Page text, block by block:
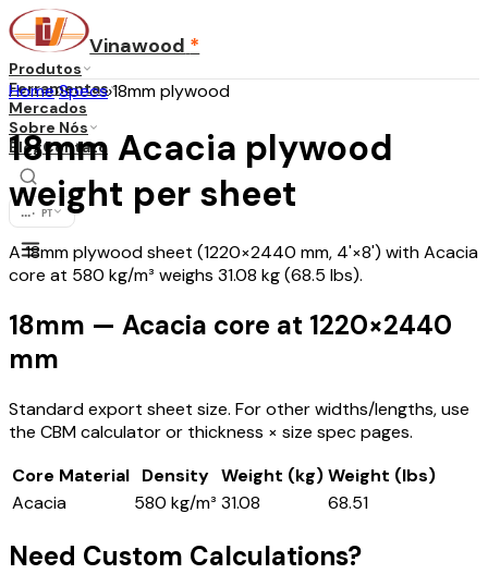
Vinawood *
Produtos
Ferramentas
Mercados
Sobre Nós
BlogContato
... · PT
Home›Specs›18mm plywood
18mm Acacia plywood
weight per sheet
A 18mm plywood sheet (1220×2440 mm, 4'×8') with Acacia
core at 580 kg/m³ weighs 31.08 kg (68.5 lbs).
18mm — Acacia core at 1220×2440
mm
Standard export sheet size. For other widths/lengths, use
the CBM calculator or thickness × size spec pages.
Core Material Density Weight (kg)Weight (lbs)
Acacia
580 kg/m³ 31.08 68.51
Need Custom Calculations?